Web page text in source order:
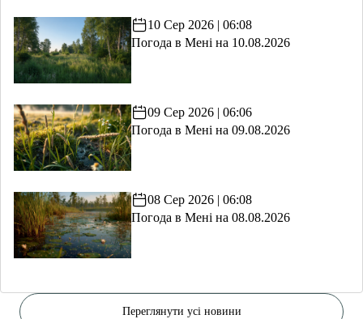
10 Сер 2026 | 06:08
Погода в Мені на 10.08.2026
09 Сер 2026 | 06:06
Погода в Мені на 09.08.2026
08 Сер 2026 | 06:08
Погода в Мені на 08.08.2026
Переглянути усі новини